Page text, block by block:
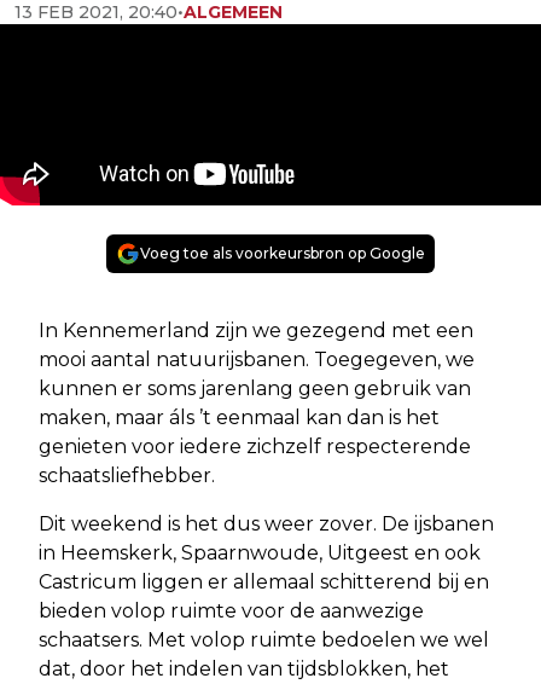
13 FEB 2021, 20:40•ALGEMEEN
Voeg toe als voorkeursbron op Google
In Kennemerland zijn we gezegend met een
mooi aantal natuurijsbanen. Toegegeven, we
kunnen er soms jarenlang geen gebruik van
maken, maar áls ’t eenmaal kan dan is het
genieten voor iedere zichzelf respecterende
schaatsliefhebber.
Dit weekend is het dus weer zover. De ijsbanen
in Heemskerk, Spaarnwoude, Uitgeest en ook
Castricum liggen er allemaal schitterend bij en
bieden volop ruimte voor de aanwezige
schaatsers. Met volop ruimte bedoelen we wel
dat, door het indelen van tijdsblokken, het